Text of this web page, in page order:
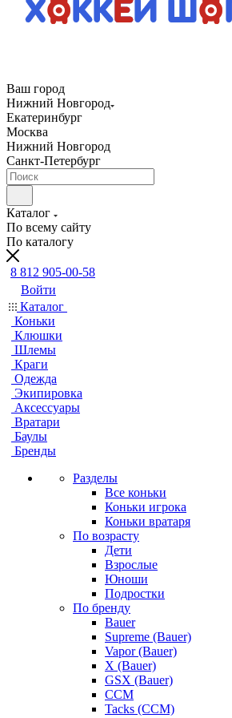
Ваш город
Нижний Новгород
Екатеринбург
Москва
Нижний Новгород
Санкт-Петербург
Каталог
По всему сайту
По каталогу
8 812 905-00-58
Войти
Каталог
Коньки
Клюшки
Шлемы
Краги
Одежда
Экипировка
Аксессуары
Вратари
Баулы
Бренды
Разделы
Все коньки
Коньки игрока
Коньки вратаря
По возрасту
Дети
Взрослые
Юноши
Подростки
По бренду
Bauer
Supreme (Bauer)
Vapor (Bauer)
X (Bauer)
GSX (Bauer)
CCM
Tacks (CCM)